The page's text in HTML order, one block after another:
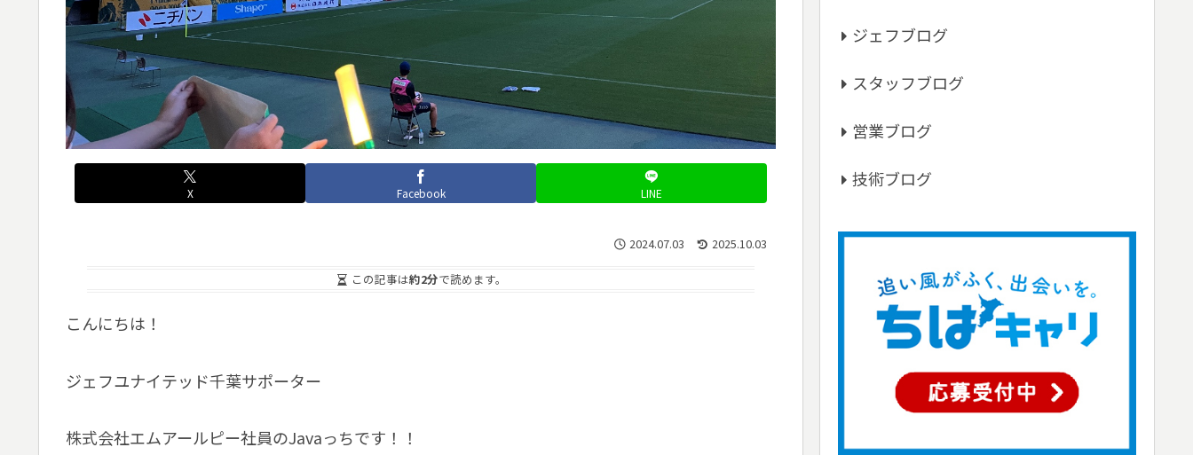
X Facebook LINE
2024.07.03 2025.10.03
この記事は約2分で読めます。
こんにちは！
ジェフユナイテッド千葉サポーター
株式会社エムアールピー社員のJavaっちです！！
ジェフブログ
スタッフブログ
営業ブログ
技術ブログ